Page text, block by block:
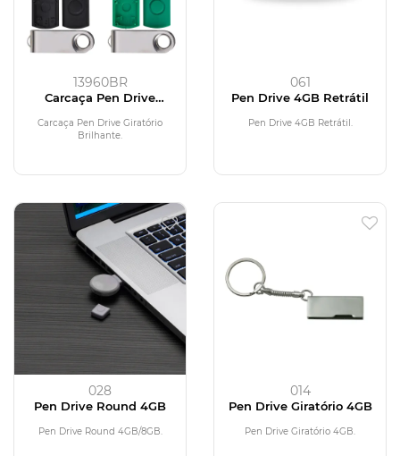
13960BR
Carcaça Pen Drive
Giratório Brilhante
Carcaça Pen Drive Giratório
Brilhante.
061
Pen Drive 4GB Retrátil
Pen Drive 4GB Retrátil.
028
Pen Drive Round 4GB
Pen Drive Round 4GB/8GB.
014
Pen Drive Giratório 4GB
Pen Drive Giratório 4GB.